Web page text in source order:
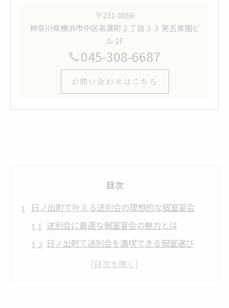
〒231-0056
神奈川県横浜市中区若葉町２丁目３３ 第五東園ビ
ル 1F
045-308-6687
お問い合わせはこちら
目次
日ノ出町で叶える送別会の理想的な個室宴会
送別会に最適な個室宴会の魅力とは
日ノ出町で送別会を満喫できる個室選び
送別会個室宴会のおすすめシーンを解説